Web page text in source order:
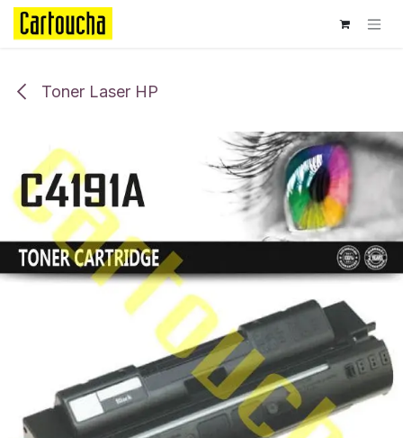
Se rendre au contenu
Toner Laser HP